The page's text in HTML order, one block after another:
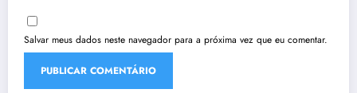
Salvar meus dados neste navegador para a próxima vez que eu comentar.